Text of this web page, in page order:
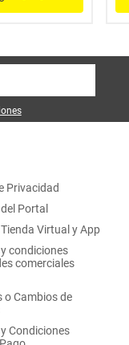
Privacidad
Portal
Virtual y App
condiciones
comerciales
o Cambios de
Condiciones